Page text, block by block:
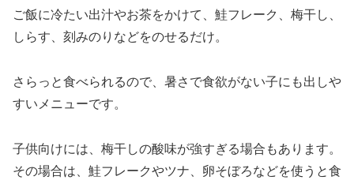
ご飯に冷たい出汁やお茶をかけて、鮭フレーク、梅干し、
しらす、刻みのりなどをのせるだけ。
さらっと食べられるので、暑さで食欲がない子にも出しや
すいメニューです。
子供向けには、梅干しの酸味が強すぎる場合もあります。
その場合は、鮭フレークやツナ、卵そぼろなどを使うと食